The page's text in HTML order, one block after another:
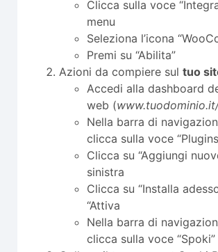
Clicca sulla voce
menu
Seleziona l’icona
Premi su “Abilita”
Azioni da compiere sul tuo
Accedi alla dashboard
web (
Nella barra di
clicca sulla voce
Clicca su “Aggiungi
sinistra
Clicca su “Installa
“Attiva
Nella barra di
clicca sulla voce “Spoki”